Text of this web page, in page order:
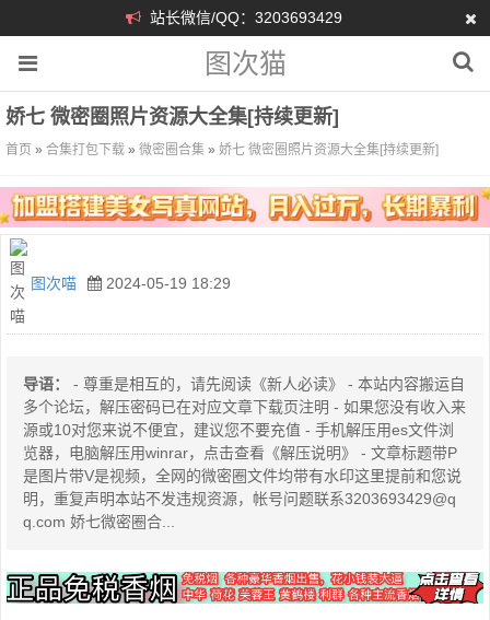
站长微信/QQ：3203693429
图次猫
娇七 微密圈照片资源大全集[持续更新]
首页 » 合集打包下载 » 微密圈合集 » 娇七 微密圈照片资源大全集[持续更新]
图次喵 2024-05-19 18:29
导语：
- 尊重是相互的，请先阅读《新人必读》 - 本站内容搬运自
多个论坛，解压密码已在对应文章下载页注明 - 如果您没有收入来
源或10对您来说不便宜，建议您不要充值 - 手机解压用es文件浏
览器，电脑解压用winrar，点击查看《解压说明》 - 文章标题带P
是图片带V是视频，全网的微密圈文件均带有水印这里提前和您说
明，重复声明本站不发违规资源，帐号问题联系3203693429@q
q.com 娇七微密圈合...